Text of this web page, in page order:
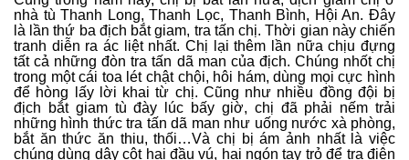
nhà tù Thanh Long, Thanh Lọc, Thanh Bình, Hội An. Đây
là lần thứ ba địch bắt giam, tra tấn chị. Thời gian này chiến
tranh diễn ra ác liệt nhất. Chị lại thêm lần nữa chịu đựng
tất cả những đòn tra tấn dã man của địch. Chúng nhốt chị
trong một cái toa lét chật chội, hôi hám, dùng mọi cực hình
để hòng lấy lời khai từ chị. Cũng như nhiều đồng đội bị
địch bắt giam tù đày lúc bấy giờ, chị đã phải nếm trải
những hình thức tra tấn dã man như uống nước xà phòng,
bắt ăn thức ăn thiu, thối…Và chị bị ám ảnh nhất là việc
chúng dùng dây cột hai đầu vú, hai ngón tay trỏ để tra điện